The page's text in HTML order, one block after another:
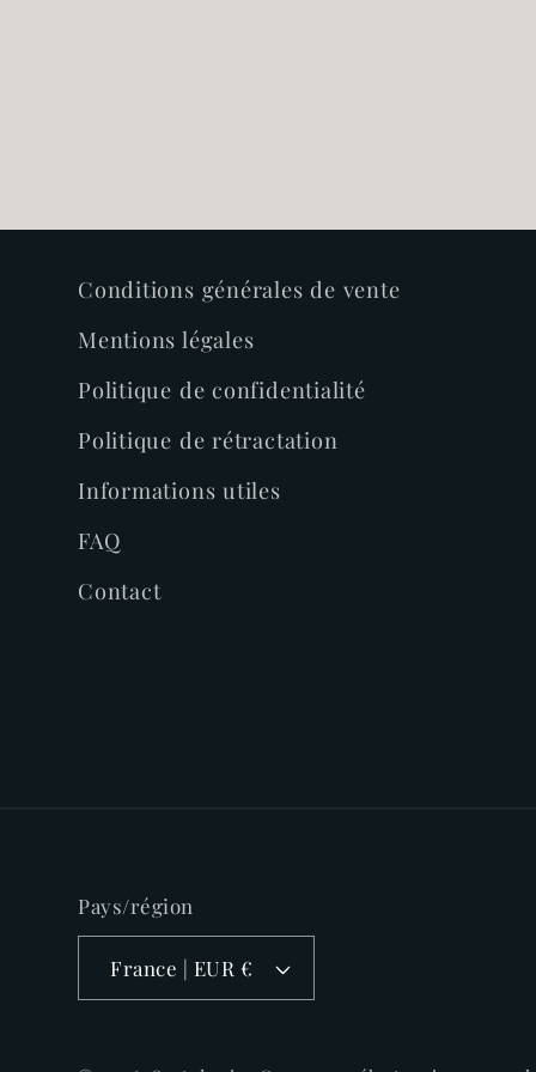
Conditions générales de vente
Mentions légales
Politique de confidentialité
Politique de rétractation
Informations utiles
FAQ
Contact
Pays/région
France | EUR €